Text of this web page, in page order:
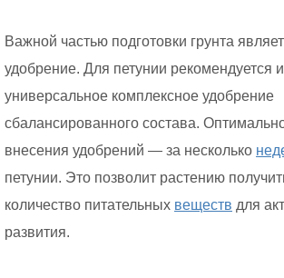
Важной частью подготовки грунта
удобрение. Для петунии рекомендуется
универсальное комплексное удобрение
сбалансированного состава.
внесения удобрений — за несколько
петунии. Это позволит растению
количество питательных веществ для
развития.